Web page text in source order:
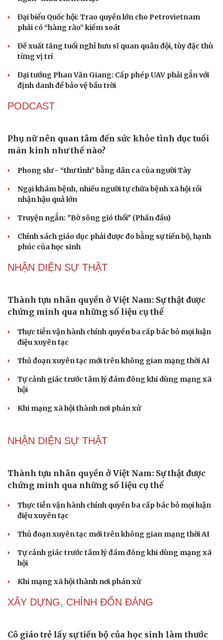
Cải chính
hành chính - chính trị tỉnh
Cà Mau bổ nhiệm 3 phó giám đốc sở
Bổ nhiệm 2 Thứ trưởng Bộ Ngoại giao
Đại tá Lê Hồng Giang giữ chức Phó Giám đốc Công an
Cao Bằng
Sau 1 tháng sáp nhập tổ dân phố: Công nghệ không thể
QUỐC HỘI
Cho ngân hàng quản lý tài sản bảo đảm trái phiếu: Cần
ngăn "mua bia kèm lạc"
Đại biểu Quốc hội: Trao quyền lớn cho Petrovietnam
phải có “hàng rào” kiểm soát
Đề xuất tăng tuổi nghỉ hưu sĩ quan quân đội, tùy đặc thù
từng vị trí
Đại tướng Phan Văn Giang: Cấp phép UAV phải gắn với
định danh để bảo vệ bầu trời
mãn kinh như thế nào?
Phong slư - “thư tình” bằng dân ca của người Tày
Ngại khám bệnh, nhiều người tự chữa bệnh xã hội rồi
nhận hậu quả lớn
Truyện ngắn: "Bờ sông gió thổi" (Phần đầu)
Chính sách giáo dục phải được đo bằng sự tiến bộ, hạnh
phúc của học sinh
NHẬN DIỆN SỰ THẬT
chứng minh qua những số liệu cụ thể